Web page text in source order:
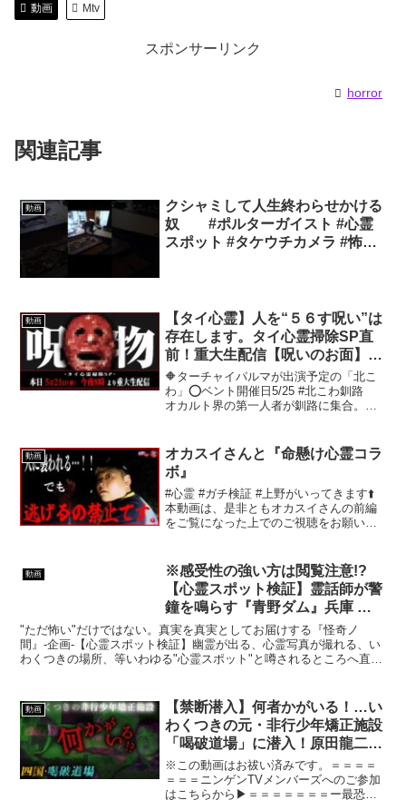
動画 Mtv
スポンサーリンク
horror
関連記事
動画
クシャミして人生終わらせかける
奴 #ポルターガイスト #心霊
スポット #タケウチカメラ #怖い
動画
【タイ心霊】人を“５６す呪い”は
存在します。タイ心霊掃除SP直
前！重大生配信【呪いのお面】
【呪物】【大罪人の僧侶】【呪
詛】
🔶ターチャイパルマが出演予定の「北こ
わ」⭕️ベント開催日5/25 #北こわ釧路
オカルト界の第一人者が釧路に集合。
日10時〜・配信ツイキャス発売中【タイ
トル】...
動画
オカスイさんと『命懸け心霊コラ
ボ』
#心霊 #ガチ検証 #上野がいってきます⬆️
本動画は、是非ともオカスイさんの前編
をご覧になった上でのご視聴をお願いい
画】🔴『上野がいってきます。』chチャ
ンネルを発表し...
動画
※感受性の強い方は閲覧注意!?
【心霊スポット検証】霊話師が警
鐘を鳴らす『青野ダム』兵庫 三
田
"ただ怖い"だけではない。真実を真実としてお届けする『怪奇ノ
間』-企画-【心霊スポット検証】幽霊が出る、心霊写真が撮れる、い
わくつきの場所、等いわゆる"心霊スポット"と噂されるところへ直接
動画
【禁断潜入】何者かがいる！…い
わくつきの元・非行少年矯正施設
「喝破道場」に潜入！原田龍二マ
ネージャー・森が１人検証で叫
ぶ！
※この動画はお祓い済みです。＝＝＝＝
＝＝＝ニンゲンTVメンバーズへのご参加
はこちらから▶︎＝＝＝＝＝＝＝ー最恐心